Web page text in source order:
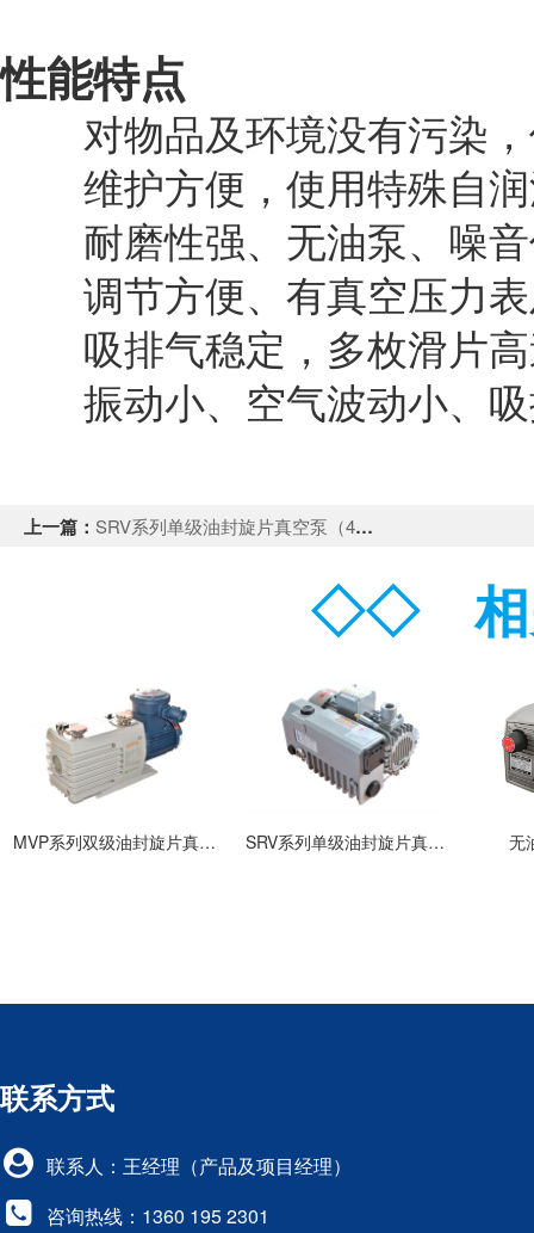
性能特点
对物品及环境没有污染，
维护方便，使用特殊自润
耐磨性强、无油泵、噪音
调节方便、有真空压力表
吸排气稳定，多枚滑片高
振动小、空气波动小、吸
上一篇： SRV系列单级油封旋片真空泵（4m³h-750m³h）
◇◇相
MVP系列双级油封旋片真空泵（5-275m³h） SRV系列单级油封旋片真空泵（4m³h-750m³h） 无
联系方式
联系人：王经理（产品及项目经理）
咨询热线：1360 195 2301